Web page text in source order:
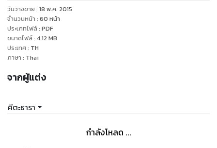
วันวางขาย : 18 พ.ค. 2015
จำนวนหน้า : 60 หน้า
ประเภทไฟล์: PDF
ขนาดไฟล์: 4.12 MB
ประเทศ: TH
ภาษา : Thai
จากผู้แต่ง
คีตะธารา
กำลังโหลด ...